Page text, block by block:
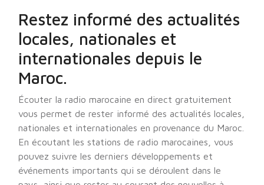
Restez informé des actualités
locales, nationales et
internationales depuis le
Maroc.
Écouter la radio marocaine en direct gratuitement
vous permet de rester informé des actualités locales,
nationales et internationales en provenance du Maroc.
En écoutant les stations de radio marocaines, vous
pouvez suivre les derniers développements et
événements importants qui se déroulent dans le